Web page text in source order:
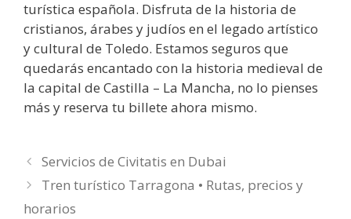
turística española. Disfruta de la historia de
cristianos, árabes y judíos en el legado artístico
y cultural de Toledo. Estamos seguros que
quedarás encantado con la historia medieval de
la capital de Castilla – La Mancha, no lo pienses
más y reserva tu billete ahora mismo.
Servicios de Civitatis en Dubai
Tren turístico Tarragona • Rutas, precios y
horarios